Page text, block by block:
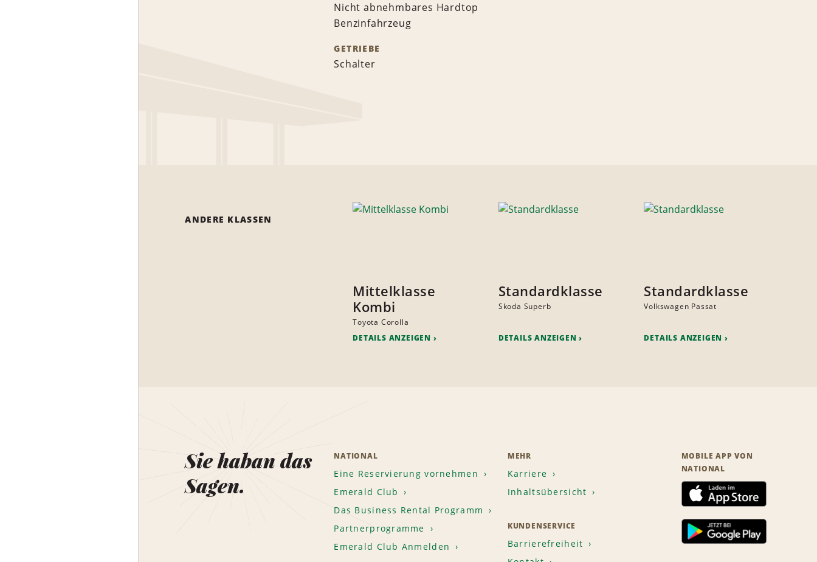
Nicht abnehmbares Hardtop
Benzinfahrzeug
GETRIEBE
Schalter
ANDERE KLASSEN
Mittelklasse
Kombi
Toyota Corolla
DETAILS ANZEIGEN
Standardklasse
Skoda Superb
DETAILS ANZEIGEN
Standardklasse
Volkswagen Passat
DETAILS ANZEIGEN
Sie haban das
Sagen.
NATIONAL
Eine Reservierung vornehmen
Emerald Club
Das Business Rental Programm
Partnerprogramme
Emerald Club Anmelden
MEHR
Karriere
Inhaltsübersicht
KUNDENSERVICE
Barrierefreiheit
MOBILE APP VON
NATIONAL